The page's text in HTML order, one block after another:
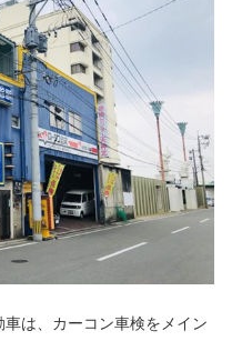
は、カーコン車検をメイン